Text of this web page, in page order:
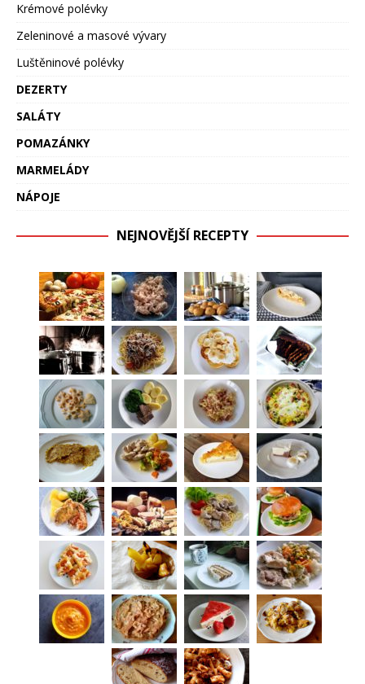
Krémové polévky
Zeleninové a masové vývary
Luštěninové polévky
DEZERTY
SALÁTY
POMAZÁNKY
MARMELÁDY
NÁPOJE
NEJNOVĚJŠÍ RECEPTY